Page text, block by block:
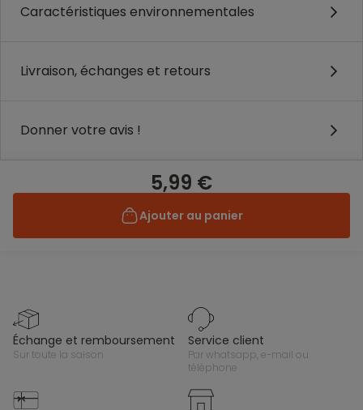
Caractéristiques environnementales
Livraison, échanges et retours
Donner votre avis !
5,99 €
Ajouter au panier
échange et remboursement
sur toute la saison
service client
par whatsapp, e-mail ou
téléphone